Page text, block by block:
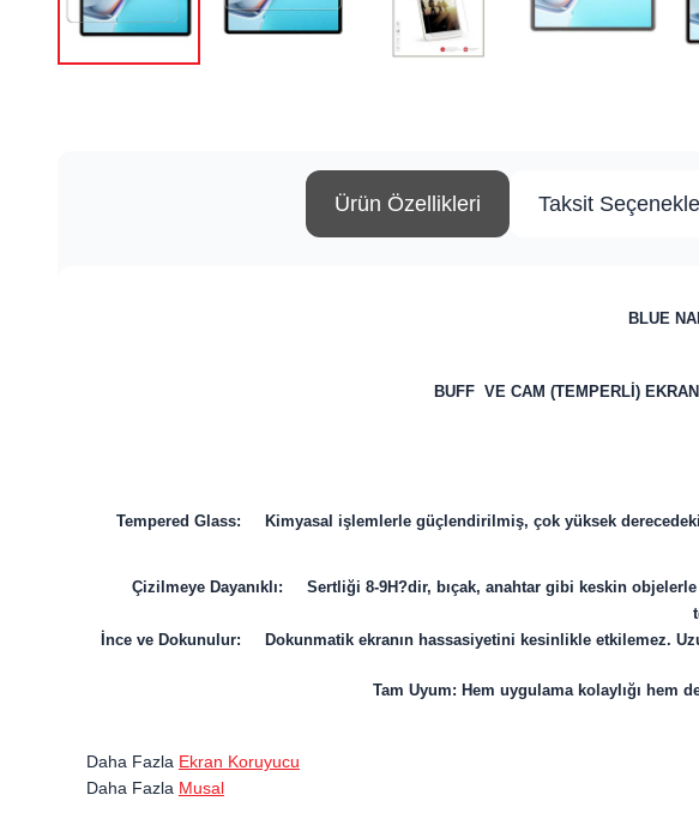
Ürün Özellikleri Taksit
BLUE
BUFF VE CAM (TEMPERLİ)
Tempered Glass: Kimyasal işlemlerle güçlendirilmiş, çok yüksek
Çizilmeye Dayanıklı: Sertliği 8-9H?dir, bıçak, anahtar gibi keskin
İnce ve Dokunulur: Dokunmatik ekranın hassasiyetini kesinlikle etkilemez.
Tam Uyum: Hem uygulama kolaylığı hem
Daha Fazla Ekran Koruyucu
Daha Fazla Musal